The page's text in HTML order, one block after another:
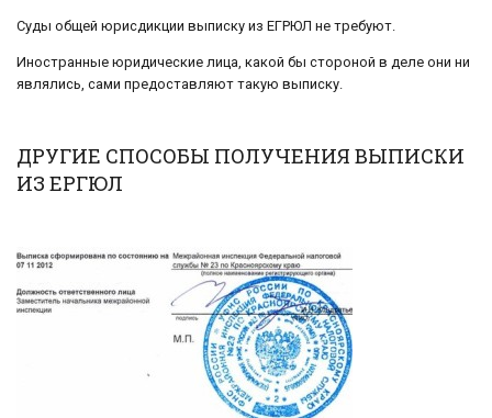
Суды общей юрисдикции выписку из ЕГРЮЛ не требуют.
Иностранные юридические лица, какой бы стороной в деле они ни
являлись, сами предоставляют такую выписку.
ДРУГИЕ СПОСОБЫ ПОЛУЧЕНИЯ ВЫПИСКИ
ИЗ ЕРГЮЛ